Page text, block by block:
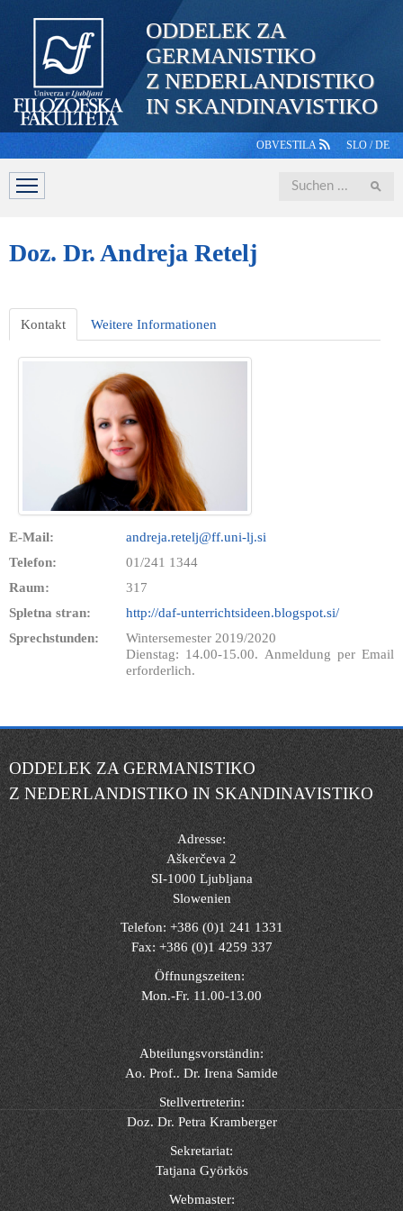
ODDELEK ZA
GERMANISTIKO
Z NEDERLANDISTIKO
IN SKANDINAVISTIKO
OBVESTILA SLO /DE
ABTEILUNG STUDIERENDE
Iskanje
Doz. Dr. Andreja Retelj
Kontakt Weitere Informationen
E-Mail:
andreja.retelj@ff.uni-lj.si
Telefon:
01/241 1344
Raum:
317
Spletna stran:
http://daf-unterrichtsideen.blogspot.si/
Sprechstunden:
Wintersemester 2019/2020
Dienstag: 14.00-15.00. Anmeldung per Email
erforderlich.
ODDELEK ZA GERMANISTIKO
Z NEDERLANDISTIKO IN SKANDINAVISTIKO
Adresse:
Aškerčeva 2
SI-1000 Ljubljana
Slowenien
Telefon: +386 (0)1 241 1331
Fax: +386 (0)1 4259 337
Öffnungszeiten:
Mon.-Fr. 11.00-13.00
Abteilungsvorständin:
Ao. Prof.. Dr. Irena Samide
Stellvertreterin:
Doz. Dr. Petra Kramberger
Sekretariat:
Tatjana Györkös
Webmaster: